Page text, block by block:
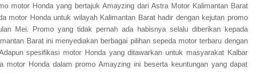
motor Honda yang bertajuk Amayzing dari Astra Motor Kalimantan Barat
motor Honda untuk wilayah Kalimantan Barat hadir dengan kejutan promo
Mei. Promo yang tidak pernah ada habisnya selalu diberikan kepada
Barat ini menyediakan berbagai pilihan sepeda motor terbaru dengan
spesifikasi motor Honda yang ditawarkan untuk masyarakat Kalbar
motor Honda dalam promo Amayzing ini beserta keuntungan yang dapat